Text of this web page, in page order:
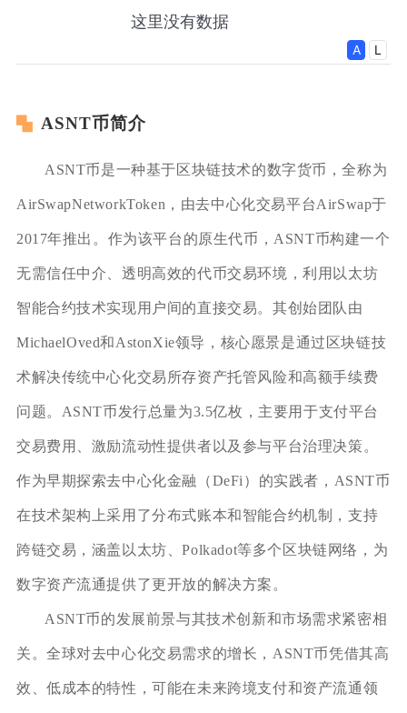
ASNT币简介
ASNT币是一种基于区块链技术的数字货币，全称为
AirSwapNetworkToken，由去中心化交易平台AirSwap于
2017年推出。作为该平台的原生代币，ASNT币构建一个
无需信任中介、透明高效的代币交易环境，利用以太坊
智能合约技术实现用户间的直接交易。其创始团队由
MichaelOved和AstonXie领导，核心愿景是通过区块链技
术解决传统中心化交易所存资产托管风险和高额手续费
问题。ASNT币发行总量为3.5亿枚，主要用于支付平台
交易费用、激励流动性提供者以及参与平台治理决策。
作为早期探索去中心化金融（DeFi）的实践者，ASNT币
在技术架构上采用了分布式账本和智能合约机制，支持
跨链交易，涵盖以太坊、Polkadot等多个区块链网络，为
数字资产流通提供了更开放的解决方案。
ASNT币的发展前景与其技术创新和市场需求紧密相
关。全球对去中心化交易需求的增长，ASNT币凭借其高
效、低成本的特性，可能在未来跨境支付和资产流通领